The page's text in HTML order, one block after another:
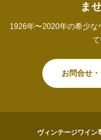
ま
1926年〜2020年の希少な
お問合せ
ヴィンテージワイン